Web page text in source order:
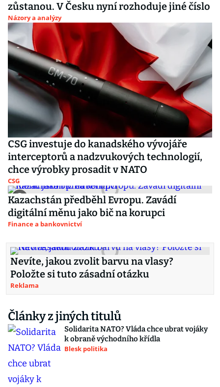
zůstanou. V Česku nyní rozhoduje jiné číslo
Názory a analýzy
CSG investuje do kanadského vývojáře
interceptorů a nadzvukových technologií,
chce výrobky prosadit v NATO
CSG
Kazachstán předběhl Evropu. Zavádí
digitální měnu jako bič na korupci
Finance a bankovnictví
Nevíte, jakou zvolit barvu na vlasy?
Položte si tuto zásadní otázku
Reklama
Články z jiných titulů
Solidarita NATO? Vláda chce ubrat vojáky
k obraně východního křídla
Blesk politika